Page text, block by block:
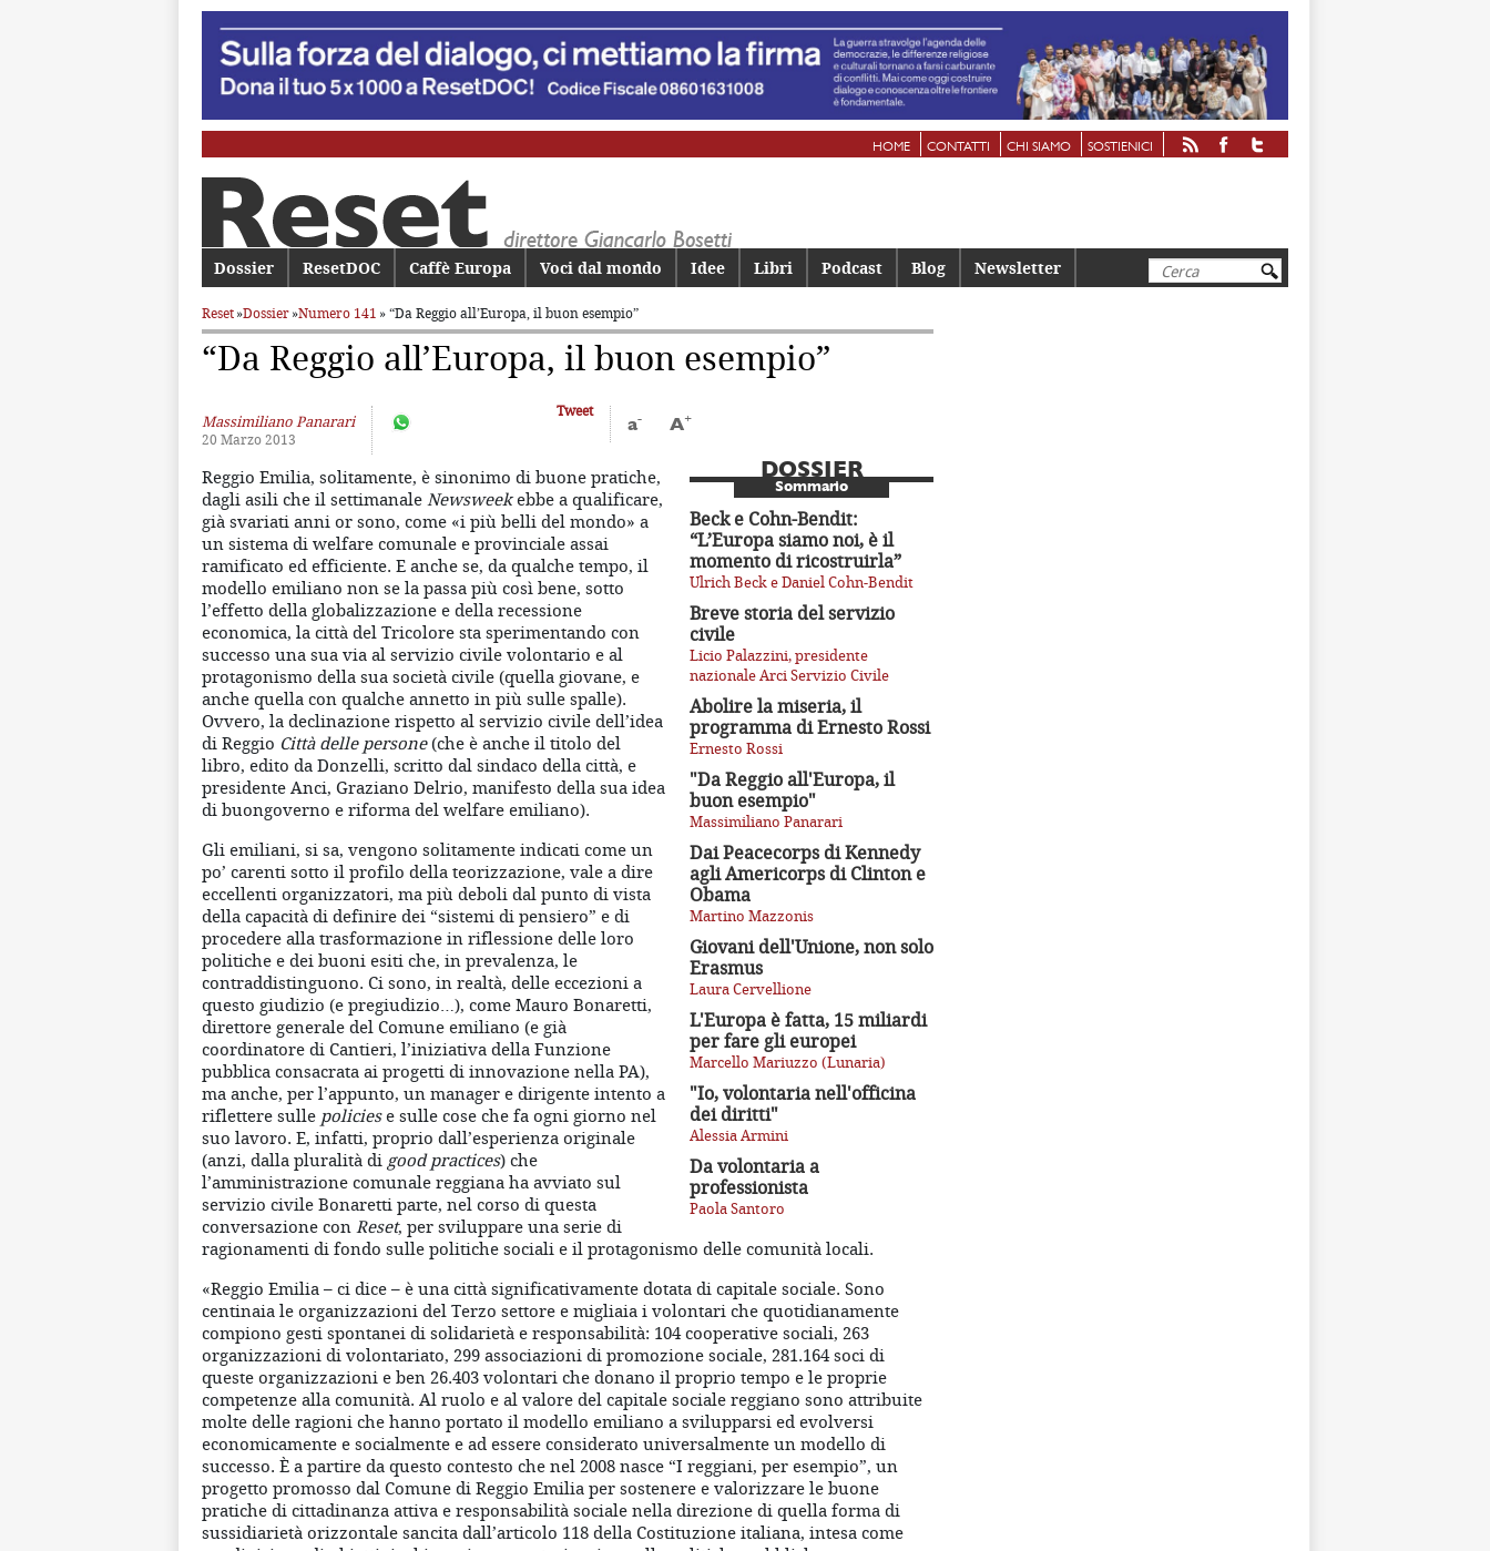
HOME CONTATTI CHI SIAMO SOSTIENICI
Cerca
Menu principale
Vai al contenuto principale
Vai al contenuto secondario
Dossier ResetDOC Caffè Europa Voci dal mondo Idee Libri Podcast Blog Newsletter
Reset»Dossier»Numero 141 » “Da Reggio all’Europa, il buon esempio”
“Da Reggio all’Europa, il buon esempio”
Massimiliano Panarari
20 Marzo 2013
Tweet
a- A+
DOSSIER
Sommario
Beck e Cohn-Bendit:
“L’Europa siamo noi, è il
momento di ricostruirla”
Ulrich Beck e Daniel Cohn-Bendit
Breve storia del servizio
civile
Licio Palazzini, presidente
nazionale Arci Servizio Civile
Abolire la miseria, il
programma di Ernesto Rossi
Ernesto Rossi
"Da Reggio all'Europa, il
buon esempio"
Massimiliano Panarari
Dai Peacecorps di Kennedy
agli Americorps di Clinton e
Obama
Martino Mazzonis
Giovani dell'Unione, non solo
Erasmus
Laura Cervellione
L'Europa è fatta, 15 miliardi
per fare gli europei
Marcello Mariuzzo (Lunaria)
"Io, volontaria nell'officina
dei diritti"
Alessia Armini
Da volontaria a
professionista
Paola Santoro
Reggio Emilia, solitamente, è sinonimo di buone pratiche,
dagli asili che il settimanale Newsweekebbe a qualificare,
già svariati anni or sono, come «i più belli del mondo» a
un sistema di welfare comunale e provinciale assai
ramificato ed efficiente. E anche se, da qualche tempo, il
modello emiliano non se la passa più così bene, sotto
l’effetto della globalizzazione e della recessione
economica, la città del Tricolore sta sperimentando con
successo una sua via al servizio civile volontario e al
protagonismo della sua società civile (quella giovane, e
anche quella con qualche annetto in più sulle spalle).
Ovvero, la declinazione rispetto al servizio civile dell’idea
di Reggio Città delle persone(che è anche il titolo del
libro, edito da Donzelli, scritto dal sindaco della città, e
presidente Anci, Graziano Delrio, manifesto della sua idea
di buongoverno e riforma del welfare emiliano).
Gli emiliani, si sa, vengono solitamente indicati come un
po’ carenti sotto il profilo della teorizzazione, vale a dire
eccellenti organizzatori, ma più deboli dal punto di vista
della capacità di definire dei “sistemi di pensiero” e di
procedere alla trasformazione in riflessione delle loro
politiche e dei buoni esiti che, in prevalenza, le
contraddistinguono. Ci sono, in realtà, delle eccezioni a
questo giudizio (e pregiudizio…), come Mauro Bonaretti,
direttore generale del Comune emiliano (e già
coordinatore di Cantieri, l’iniziativa della Funzione
pubblica consacrata ai progetti di innovazione nella PA),
ma anche, per l’appunto, un manager e dirigente intento a
riflettere sulle policiese sulle cose che fa ogni giorno nel
suo lavoro. E, infatti, proprio dall’esperienza originale
(anzi, dalla pluralità di good practices) che
l’amministrazione comunale reggiana ha avviato sul
servizio civile Bonaretti parte, nel corso di questa
conversazione con Reset, per sviluppare una serie di
ragionamenti di fondo sulle politiche sociali e il protagonismo delle comunità locali.
«Reggio Emilia – ci dice – è una città significativamente dotata di capitale sociale. Sono
centinaia le organizzazioni del Terzo settore e migliaia i volontari che quotidianamente
compiono gesti spontanei di solidarietà e responsabilità: 104 cooperative sociali, 263
organizzazioni di volontariato, 299 associazioni di promozione sociale, 281.164 soci di
queste organizzazioni e ben 26.403 volontari che donano il proprio tempo e le proprie
competenze alla comunità. Al ruolo e al valore del capitale sociale reggiano sono attribuite
molte delle ragioni che hanno portato il modello emiliano a svilupparsi ed evolversi
economicamente e socialmente e ad essere considerato universalmente un modello di
successo. È a partire da questo contesto che nel 2008 nasce “I reggiani, per esempio”, un
progetto promosso dal Comune di Reggio Emilia per sostenere e valorizzare le buone
pratiche di cittadinanza attiva e responsabilità sociale nella direzione di quella forma di
sussidiarietà orizzontale sancita dall’articolo 118 della Costituzione italiana, intesa come